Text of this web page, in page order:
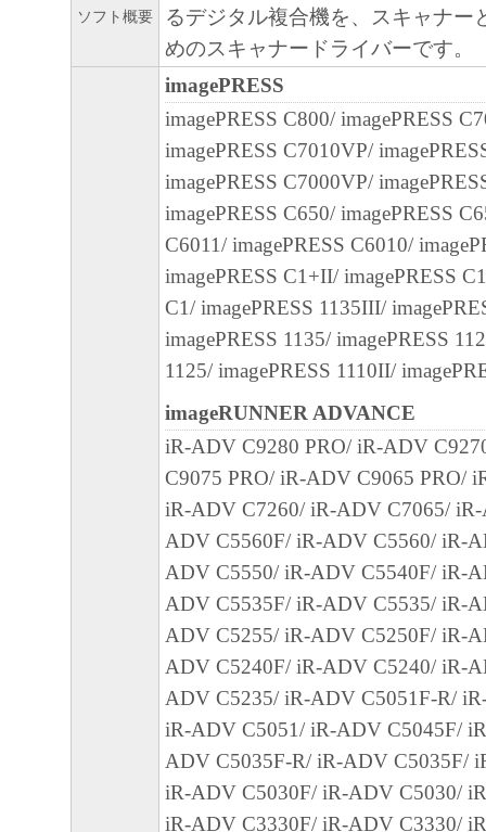
の可能性について知らされていた場合でも
(3) キヤノン、キヤノンのライセンサー、
社、キヤノンの関連会社、それらの販売代
店のいずれも、「本ソフトウェア」、また
ェア」の使用に起因または関連してお客様
に生じたいかなる紛争についても、一切責
のとします。
８．契約期間
(1) 本契約書は、お客様が、『同意』を示
クリックした時点、または「本ソフトウェ
ールした時点で発効し、下記(2)または(3)
まで有効に存続します。
てを廃棄および消去することにより、本契
ることができます。
(3) お客様が本契約書のいずれかの条項に
契約書は直ちに終了します。
(4) お客様は、上記(3)によって本契約書が
やかに、「本ソフトウェア」およびその複
廃棄または消去するものとします。
(5) 上記にかかわらず、本契約書第2条、第
で、第8条第4項および第10条の規定は、
も効力を有します。
９．U.S. GOVERNMENT RESTRICTED
“米国政府エンドユーザー”とは、米国政府
を意味します。もしお客様が米国政府エン
ソフト概要
るデジタル複合機を、スキャナー
めのスキャナードライバーです。
imagePRESS
imagePRESS C800/ imagePRESS
imagePRESS C7010VP/
imagePRESS C7000VP/
imagePRESS C650/ imagePRESS
C6011/ imagePRESS C6010/
imagePRESS C1+II/ imagePRESS
C1/ imagePRESS 1135III/
imagePRESS 1135/ imagePRESS
1125/ imagePRESS 1110II/
imageRUNNER ADVANCE
iR-ADV C9280 PRO/ iR-ADV
C9075 PRO/ iR-ADV C9065 PRO/
iR-ADV C7260/ iR-ADV C7065/
ADV C5560F/ iR-ADV C5560/ iR-
ADV C5550/ iR-ADV C5540F/ iR-
ADV C5535F/ iR-ADV C5535/ iR-
ADV C5255/ iR-ADV C5250F/ iR-
ADV C5240F/ iR-ADV C5240/ iR-
ADV C5235/ iR-ADV C5051F-R/
iR-ADV C5051/ iR-ADV C5045F/
ADV C5035F-R/ iR-ADV C5035F/
iR-ADV C5030F/ iR-ADV C5030/
iR-ADV C3330F/ iR-ADV C3330/